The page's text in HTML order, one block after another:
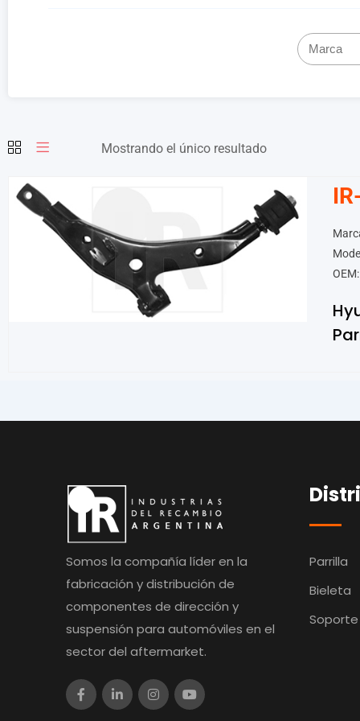
Mostrando el único resultado
Somos la compañía líder en la
fabricación y distribución de
componentes de dirección y
suspensión para automóviles en el
sector del aftermarket.
Parrilla
Bieleta